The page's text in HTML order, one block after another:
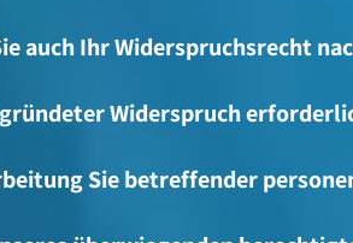
auch Ihr Widerspruchsrecht
Widerspruch
Sie betreffender